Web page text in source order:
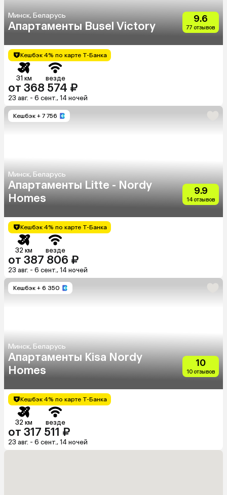
Минск, Беларусь
Апартаменты Busel Victory
9.6
77 отзывов
Кешбэк 4% по карте Т-Банка
31 км везде
от 368 574 ₽
23 авг. - 6 сент., 14 ночей
Кешбэк + 7 756
Минск, Беларусь
Апартаменты Litte - Nordy
Homes
9.9
14 отзывов
Кешбэк 4% по карте Т-Банка
32 км везде
от 387 806 ₽
23 авг. - 6 сент., 14 ночей
Кешбэк + 6 350
Минск, Беларусь
Апартаменты Kisa Nordy
Homes
10
10 отзывов
Кешбэк 4% по карте Т-Банка
32 км везде
от 317 511 ₽
23 авг. - 6 сент., 14 ночей